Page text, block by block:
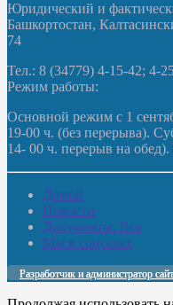
Юридический и
Башкортостан,
74
Тел.: 8 (34779) 4-15-42; 4-
Режим работы:
Основной режим с 1
19-00 ч. (без перерыва).
14- 00 ч. перерыв на
Домой
Новости
Документы. Все
Мы в соцсетях
Разработчик и администратор